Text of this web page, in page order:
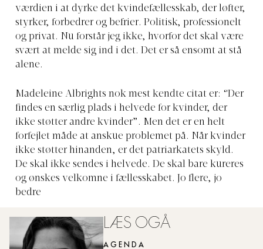
værdien i at dyrke det kvindefællesskab, der løfter,
styrker, forbedrer og befrier. Politisk, professionelt
og privat. Nu forstår jeg ikke, hvorfor det skal være
svært at melde sig ind i det. Det er så ensomt at stå
alene.
Madeleine Albrights nok mest kendte citat er: “Der
findes en særlig plads i helvede for kvinder, der
ikke støtter andre kvinder”. Men det er en helt
forfejlet måde at anskue problemet på. Når kvinder
ikke støtter hinanden, er det patriarkatets skyld.
De skal ikke sendes i helvede. De skal bare kureres
og ønskes velkomne i fællesskabet. Jo flere, jo
bedre
LÆS OGÅ
AGENDA